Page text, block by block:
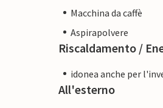
Macchina da caffè
Aspirapolvere
Riscaldamento /
idonea anche per
All'esterno